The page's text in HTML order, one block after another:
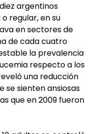
argentinos
regular, en su
en sectores de
de cada cuatro
la prevalencia
respecto a los
una reducción
se sienten ansiosas
que en 2009 fueron